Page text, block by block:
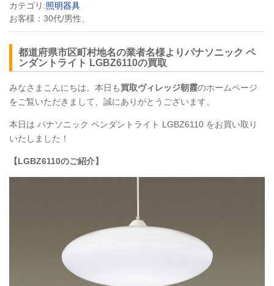
カテゴリ:照明器具
お客様： 30代/男性、
都道府県市区町村地名の業者名様よりパナソニック ペ
ンダントライト LGBZ6110の買取
みなさまこんにちは。本日も買取ヴィレッジ朝霞のホームページ
をご覧いただきまして、誠にありがとうございます。
本日は パナソニック ペンダントライト LGBZ6110 をお買い取り
いたしました！
【LGBZ6110のご紹介】